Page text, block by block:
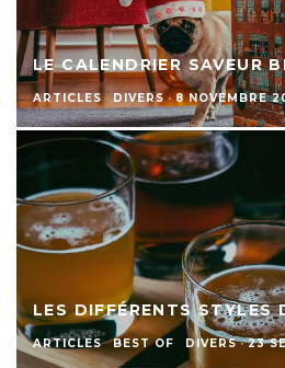
LE CALENDRIER SAVEUR
ARTICLES DIVERS · 8 NOVEMBRE
LES DIFFÉRENTS STYLES
ARTICLES BEST OF DIVERS · 23